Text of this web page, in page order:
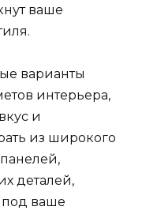
ваше
варианты
интерьера,
и
из широкого
деталей,
под ваше